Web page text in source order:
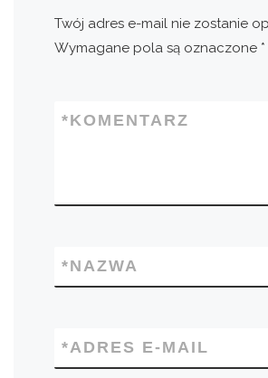
Twój adres e-mail nie zostanie
Wymagane pola są oznaczone *
KOMENTARZ
*
NAZWA
*
ADRES E-MAIL
*